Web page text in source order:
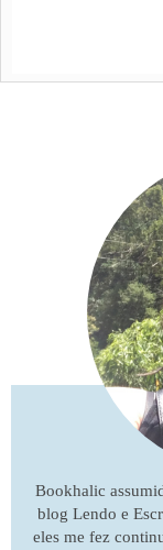
Bookhalic
blog Lendo e
eles me fez